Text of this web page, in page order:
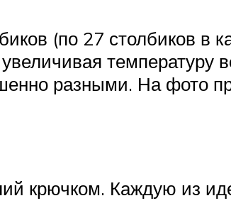
(по 27 столбиков в
температуру
разными. На фото
крючком. Каждую из